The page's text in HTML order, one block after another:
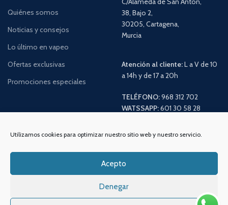
Utilizamos cookies para optimizar nuestro sitio web y nuestro servicio.
Acepto
Denegar
Quiénes somos
Noticias y consejos
Lo último en vapeo
Ofertas exclusivas
Promociones especiales
38, Bajo 2,
30205, Cartagena,
Murcia
Atención al cliente:L a V de 10
a 14h y de 17 a 20h
TELÉFONO:968 312 702
WATSSAPP:601 30 58 28